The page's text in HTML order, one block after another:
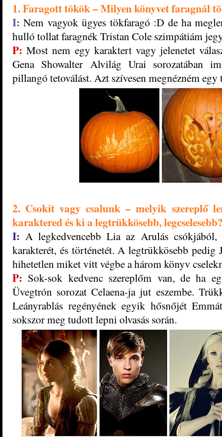
1. Faragott tökök – Milyen könyvet faragnál
I: Nem vagyok ügyes tökfaragó :D de ha
hulló tollat faragnék Tristan Cole szimpátiám
P:Most nem egy karaktert vagy jelenetet
Gena Showalter Alvilág Urai sorozatában
pillangó tetoválást. Azt szívesen megnézném
2. Csokit vagy csalunk – melyik szereplő
karaktered és ki a legtrükkösebb,
I: A legkedvencebb Lia az Arulás csókjából,
karakterét, és történetét. A legtrükkösebb
hihetetlen miket vitt végbe a három könyv
P: Sok-sok kedvenc szereplőm van, de ha
Üvegtrón sorozat Celaena-ja jut eszembe.
Leányrablás regényének egyik hősnőjét
sokszor meg tudott lepni olvasás során.